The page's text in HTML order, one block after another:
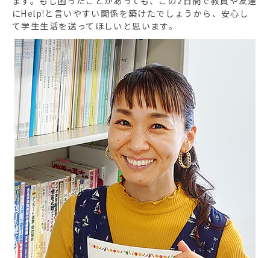
にHelp!と言いやすい関係を築けたでしょうから、安心し
て学生生活を送ってほしいと思います。